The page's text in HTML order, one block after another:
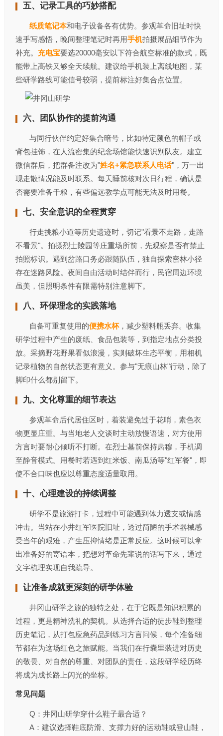
五、记录工具的巧妙搭配‌
纸质笔记本和电子设备各有优势。参观革命旧址时快
速手写感悟，晚间整理笔记时再用手机拍摄展品细节作为
补充。 充电宝要选20000毫安以下符合航空标准的款式，既
能带上高铁又够全天续航。建议给手机装上离线地图，某
些研学路线可能信号较弱，提前标注好集合点位置。
六、团队协作的提前沟通‌
与同行伙伴约定好集合暗号，比如特定颜色的帽子或
背包挂饰，在人流密集的纪念场馆能快速识别队友。建立
微信群后，把群备注改为"姓名+紧急联系人电话"，万一出
现走散情况能及时联系。每天睡前核对次日行程，确认是
否需要准备干粮，有些偏远教学点可能无法及时用餐。
七、安全意识的全程贯穿‌
行走挑粮小道等历史遗迹时，切记"看景不走路，走路
不看景"。拍摄烈士陵园等庄重场所前，先观察是否有禁止
拍照标识。遇到岔路口务必跟随队伍，独自探索密林小径
存在迷路风险。夜间自由活动时结伴而行，民宿周边环境
虽美，但照明条件有限需特别注意脚下。
八、环保理念的实践落地‌
自备可重复使用的便携水杯，减少塑料瓶丢弃。收集
研学过程中产生的废纸、食品包装等，到指定地点分类投
放。采摘野花野果看似浪漫，实则破坏生态平衡，用相机
记录植物的自然状态更有意义。参与"无痕山林"行动，除了
脚印什么都别留下。
九、文化尊重的细节表达‌
参观革命后代居住区时，着装避免过于花哨，素色衣
物更显庄重。与当地老人交谈时主动放慢语速，对方使用
方言时要耐心倾听不打断。在烈士墓前保持肃穆，手机调
至静音模式。用餐时若遇到红米饭、南瓜汤等"红军餐"，即
使不合口味也应以尊重态度适量取用。
十、心理建设的持续调整‌
研学不是旅游打卡，过程中可能遇到体力透支或情感
冲击。当站在小井红军医院旧址，透过简陋的手术器械感
受当年的艰难，产生压抑情绪是正常反应。这时候可以拿
出准备好的寄语本，把想对革命先辈说的话写下来，通过
文字梳理实现自我疏导。
让准备成就更深刻的研学体验‌
井冈山研学之旅的独特之处，在于它既是知识积累的
过程，更是精神洗礼的契机。从选择合适的徒步鞋到整理
历史笔记，从打包应急药品到练习方言问候，每个准备细
节都在为这场红色之旅赋能。当我们在行囊里装进对历史
的敬畏、对自然的尊重、对团队的责任，这段研学经历终
将成为成长路上闪光的坐标。
常见问题‌
Q：井冈山研学穿什么鞋子最合适？
A：建议选择鞋底防滑、支撑力好的运动鞋或登山鞋，